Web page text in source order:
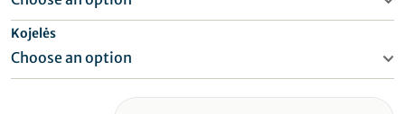
Kojelės